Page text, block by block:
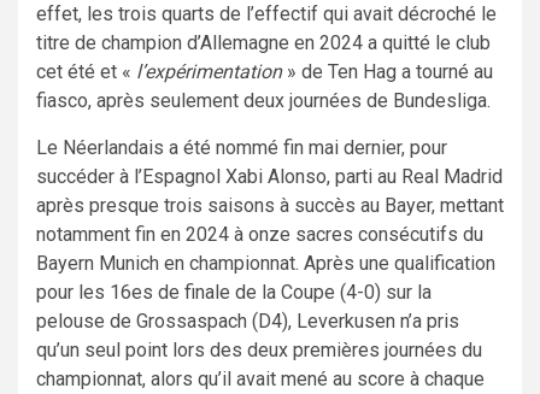
effet, les trois quarts de l’effectif qui avait décroché le
titre de champion d’Allemagne en 2024 a quitté le club
cet été et « l’expérimentation» de Ten Hag a tourné au
fiasco, après seulement deux journées de Bundesliga.
Le Néerlandais a été nommé fin mai dernier, pour
succéder à l’Espagnol Xabi Alonso, parti au Real Madrid
après presque trois saisons à succès au Bayer, mettant
notamment fin en 2024 à onze sacres consécutifs du
Bayern Munich en championnat. Après une qualification
pour les 16es de finale de la Coupe (4-0) sur la
pelouse de Grossaspach (D4), Leverkusen n’a pris
qu’un seul point lors des deux premières journées du
championnat, alors qu’il avait mené au score à chaque